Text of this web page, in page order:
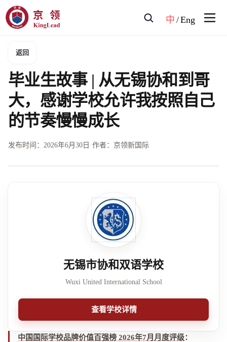
中 /Eng
返回
毕业生故事 | 从无锡协和到哥
大，感谢学校允许我按照自己
的节奏慢慢成长
发布时间： 2026年6月30日 ·作者：京领新国际
中国国际学校品牌价值百强榜 2026年7月月度评级：
无锡市协和双语学校
Wuxi United International School
查看学校详情